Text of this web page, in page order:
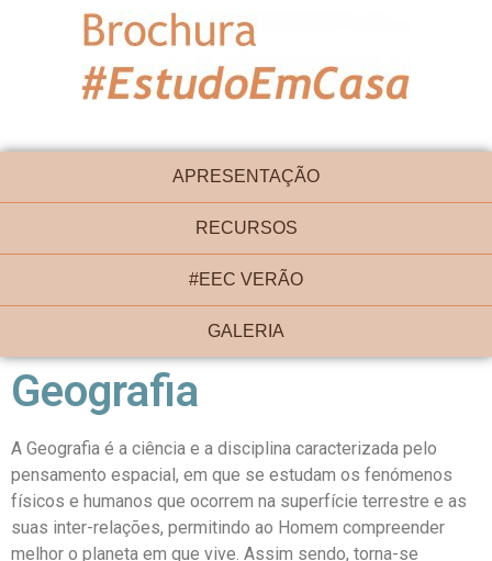
APRESENTAÇÃO
RECURSOS
#EEC VERÃO
GALERIA
Geografia
A Geografia é a ciência e a disciplina caracterizada pelo
pensamento espacial, em que se estudam os fenómenos
físicos e humanos que ocorrem na superfície terrestre e as
suas inter-relações, permitindo ao Homem compreender
melhor o planeta em que vive. Assim sendo, torna-se